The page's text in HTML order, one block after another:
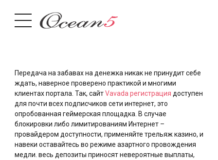
Передача на забавах на денежка никак не принудит себе
ждать, наверное проверено практикой и многими
клиентах портала. Так, сайтVavada регистрация доступен
для почти всех подписчиков сети интернет, это
опробованная геймерская площадка. В случае
блокировки либо лимитированиям Интернет –
провайдером доступности, применяйте трельяж казино, и
навеки оставайтесь во режиме азартного провождения
медли. весь депозиты приносят невероятные выплаты,